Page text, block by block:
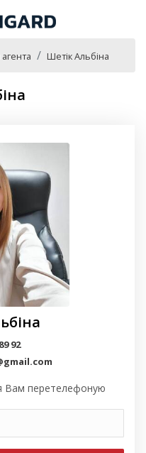
Шетік Альбіна
92
Вам перетелефоную